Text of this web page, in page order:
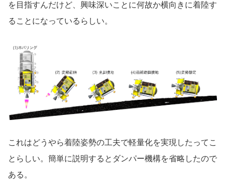
を目指すんだけど、興味深いことに何故か横向きに着陸す
ることになっているらしい。
これはどうやら着陸姿勢の工夫で軽量化を実現したってこ
とらしい。簡単に説明するとダンパー機構を省略したので
ある。